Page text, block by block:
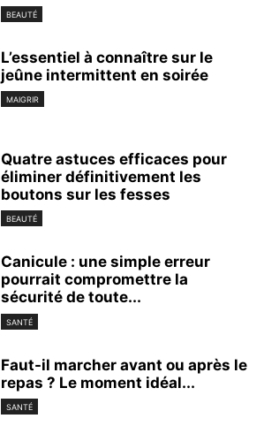
BEAUTÉ
L’essentiel à connaître sur le
jeûne intermittent en soirée
MAIGRIR
Quatre astuces efficaces pour
éliminer définitivement les
boutons sur les fesses
BEAUTÉ
Canicule : une simple erreur
pourrait compromettre la
sécurité de toute...
SANTÉ
Faut-il marcher avant ou après le
repas ? Le moment idéal...
SANTÉ